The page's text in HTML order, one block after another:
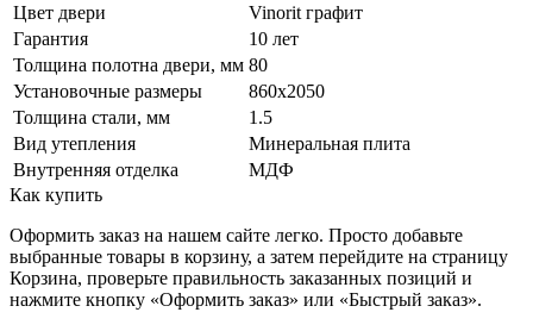
Цвет двери
Vinorit графит
Гарантия
10 лет
Толщина полотна двери, мм 80
Установочные размеры
860x2050
Толщина стали, мм
1.5
Вид утепления
Минеральная плита
Внутренняя отделка
МДФ
Как купить
Оформить заказ на нашем сайте легко. Просто добавьте
выбранные товары в корзину, а затем перейдите на страницу
Корзина, проверьте правильность заказанных позиций и
нажмите кнопку «Оформить заказ» или «Быстрый заказ».